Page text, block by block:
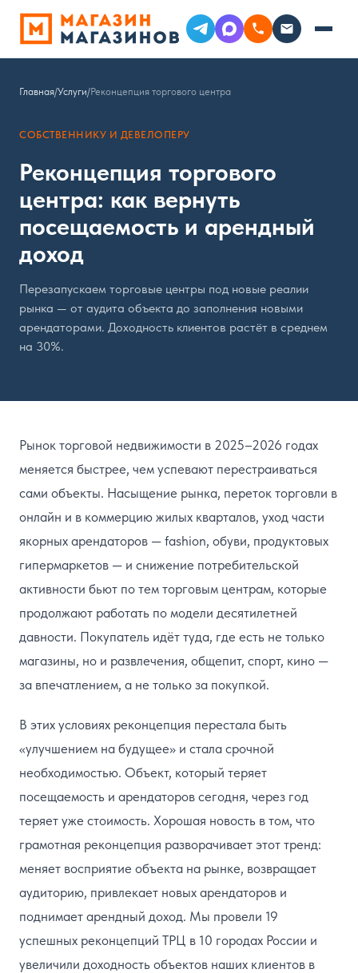
Главная/Услуги/Реконцепция торгового центра
СОБСТВЕННИКУ И ДЕВЕЛОПЕРУ
Реконцепция торгового
центра: как вернуть
посещаемость и арендный
доход
Перезапускаем торговые центры под новые реалии
рынка — от аудита объекта до заполнения новыми
арендаторами. Доходность клиентов растёт в среднем
на 30%.
Рынок торговой недвижимости в 2025–2026 годах
меняется быстрее, чем успевают перестраиваться
сами объекты. Насыщение рынка, переток торговли в
онлайн и в коммерцию жилых кварталов, уход части
якорных арендаторов — fashion, обуви, продуктовых
гипермаркетов — и снижение потребительской
активности бьют по тем торговым центрам, которые
продолжают работать по модели десятилетней
давности. Покупатель идёт туда, где есть не только
магазины, но и развлечения, общепит, спорт, кино —
за впечатлением, а не только за покупкой.
В этих условиях реконцепция перестала быть
«улучшением на будущее» и стала срочной
необходимостью. Объект, который теряет
посещаемость и арендаторов сегодня, через год
теряет уже стоимость. Хорошая новость в том, что
грамотная реконцепция разворачивает этот тренд:
меняет восприятие объекта на рынке, возвращает
аудиторию, привлекает новых арендаторов и
поднимает арендный доход. Мы провели 19
успешных реконцепций ТРЦ в 10 городах России и
увеличили доходность объектов наших клиентов в